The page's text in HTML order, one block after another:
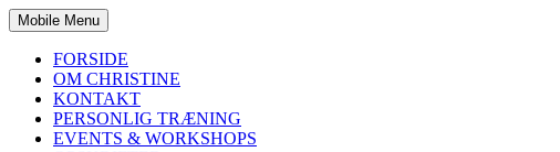
Mobile Menu
FORSIDE
OM CHRISTINE
KONTAKT
PERSONLIG TRÆNING
EVENTS & WORKSHOPS